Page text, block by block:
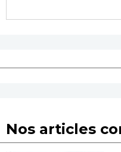
Nos articles